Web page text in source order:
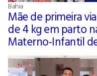
Bahia
Mãe de primeira
de 4 kg em parto
Materno-Infantil